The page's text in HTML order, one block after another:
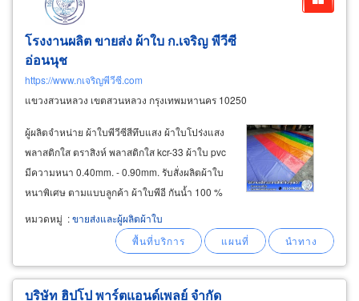
โรงงานผลิต ขายส่ง ผ้าใบ ก.เจริญ พีวีซี
อ่อนนุช
https://www.กเจริญพีวีซี.com
แขวงสวนหลวง เขตสวนหลวง กรุงเทพมหานคร 10250
ผู้ผลิตจำหน่าย ผ้าใบพีวีซีสีทึบแสง ผ้าใบโปร่งแสง
พลาสติกใส ตราสิงห์ พลาสติกใส kcr-33 ผ้าใบ pvc
มีความหนา 0.40mm. - 0.90mm. รับสั่งผลิตผ้าใบ
หนาพิเศษ ตามแบบลูกค้า ผ้าใบพีอี กันน้ำ 100 %
ผ้าใบคูนิล่อน ตราสิงห์ ผ้าใบ pe270g., pe220g.,
pe180g. ผ้าใบพีอี กันน้ำ พลาสติกใส หนา0.5mm
หมวดหมู่ :ขายส่งและผู้ผลิตผ้าใบ
บริษัท ฮิปโป พาร์ตแอนด์เพลย์ จำกัด